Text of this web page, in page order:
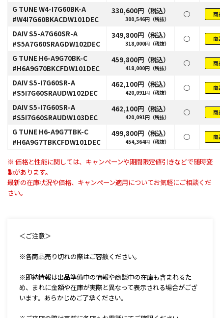
G TUNE W4-I7G60BK-A
#W4I7G60BKACDW101DEC
330,600円（税込）
300,546円（税抜）
○ 商
DAIV S5-A7G60SR-A
#S5A7G60SRAGDW102DEC
349,800円（税込）
318,000円（税抜）
○ 商
G TUNE H6-A9G70BK-C
#H6A9G70BKCFDW101DEC
459,800円（税込）
418,000円（税抜）
○ 商
DAIV S5-I7G60SR-A
#S5I7G60SRAUDW102DEC
462,100円（税込）
420,091円（税抜）
○ 商
DAIV S5-I7G60SR-A
#S5I7G60SRAUDW103DEC
462,100円（税込）
420,091円（税抜）
○ 商
G TUNE H6-A9G7TBK-C
#H6A9G7TBKCFDW101DEC
499,800円（税込）
454,364円（税抜）
○ 商
※ 価格と性能に関しては、キャンペーンや期間限定値引きなどで随時変
動があります。
最新の在庫状況や価格、キャンペーン適用についてお気軽にご相談くだ
さい。
＜ご注意＞
※各商品売り切れの際はご容赦ください。
※即納情報は出品準備中の情報や商談中の在庫も含まれるた
め、まれに金額や在庫が実際と異なって表示される場合がござ
います。あらかじめご了承ください。